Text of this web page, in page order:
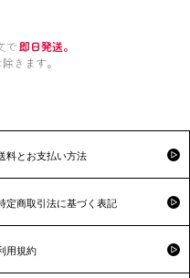
で 即日発送。
きます。
料とお支払い方法
定商取引法に基づく表記
用規約